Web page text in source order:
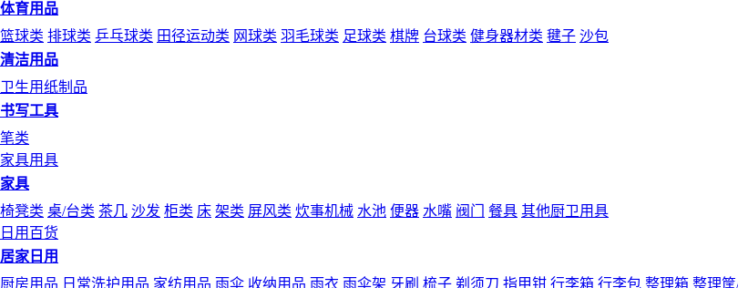
体育用品
篮球类 排球类 乒乓球类 田径运动类 网球类 羽毛球类 足球类 棋牌 台球类 健身器材类 毽子 沙包
清洁用品
卫生用纸制品
书写工具
笔类
家具用具
家具
椅凳类 桌/台类 茶几 沙发 柜类 床 架类 屏风类 炊事机械 水池 便器 水嘴 阀门 餐具 其他厨卫用具
日用百货
居家日用
厨房用品 日常洗护用品 家纺用品 雨伞 收纳用品 雨衣 雨伞架 牙刷 梳子 剃须刀 指甲钳 行李箱 行李包 整理箱 整理